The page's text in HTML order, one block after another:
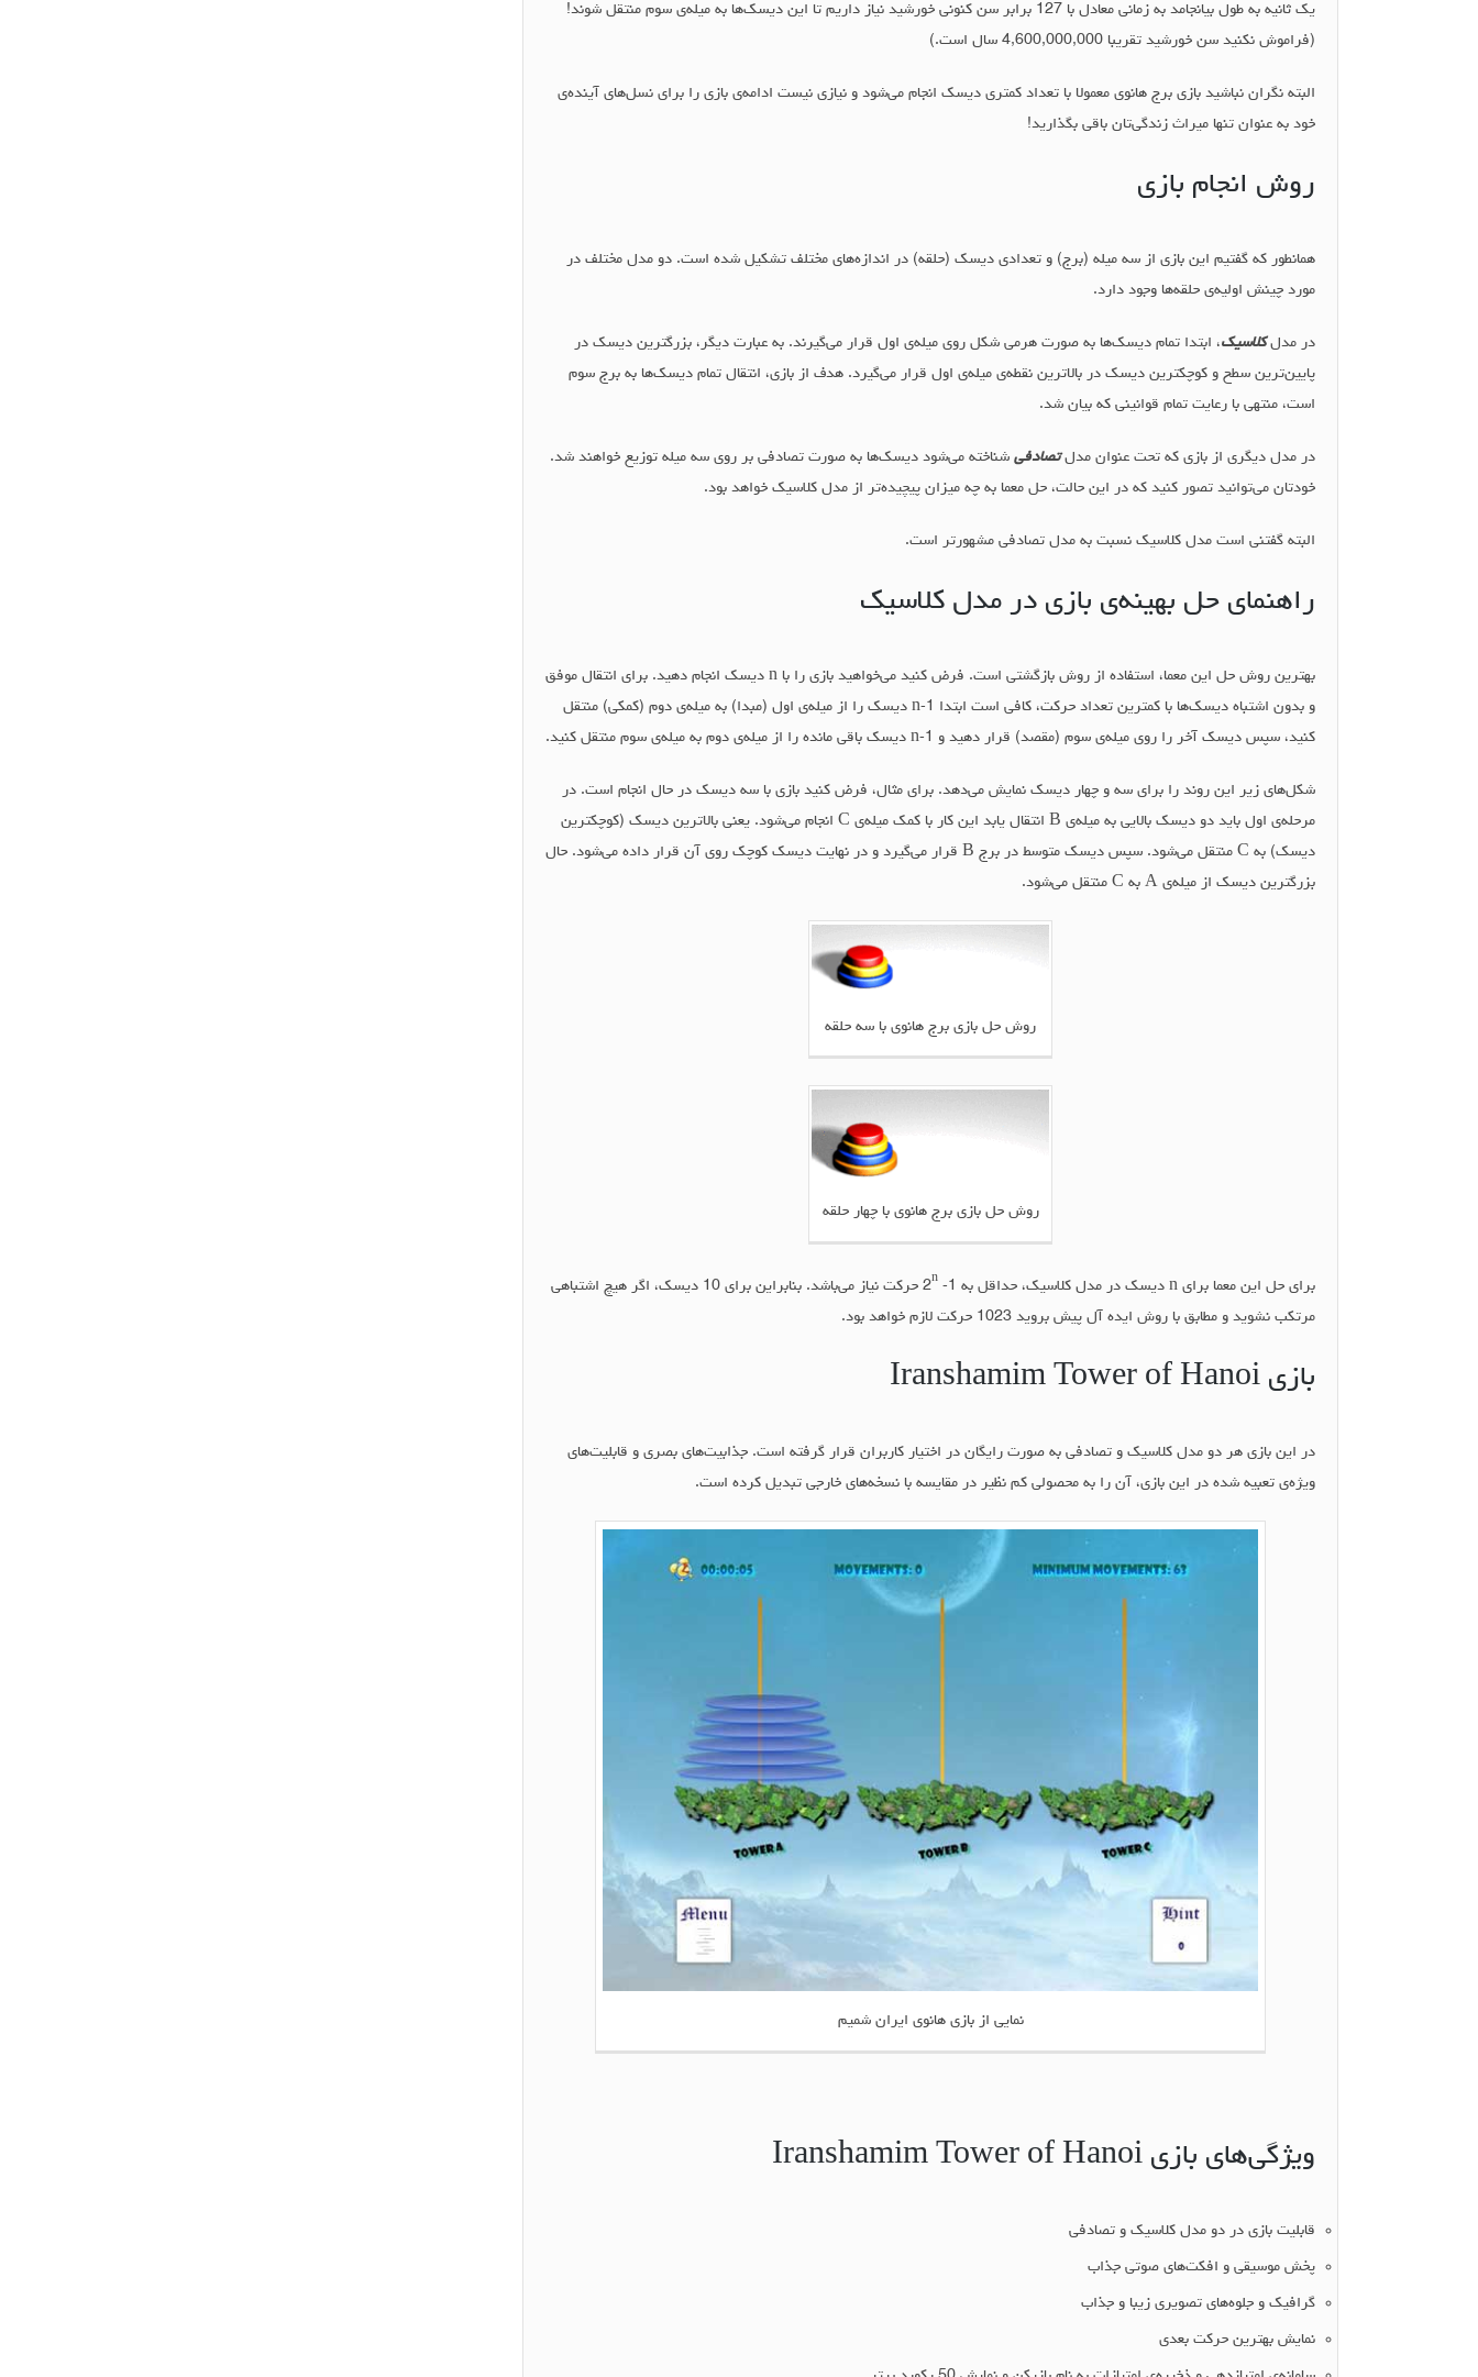
یک ثانیه به طول بیانجامد به زمانی معادل با 127 برابر سن کنونی خورشید نیاز داریم تا این دیسک‌ها به میله‌ی سوم منتقل شوند!
(فراموش نکنید سن خورشید تقریبا 4,600,000,000 سال است.)
البته نگران نباشید بازی برج هانوی معمولا با تعداد کمتری دیسک انجام می‌شود و نیازی نیست ادامه‌ی بازی را برای نسل‌های آینده‌ی
خود به عنوان تنها میراث زندگی‌تان باقی بگذارید!
روش انجام بازی
همانطور که گفتیم این بازی از سه میله (برج) و تعدادی دیسک (حلقه) در اندازه‌های مختلف تشکیل شده است. دو مدل مختلف در
مورد چینش اولیه‌ی حلقه‌ها وجود دارد.
در مدلکلاسیک، ابتدا تمام دیسک‌ها به صورت هرمی شکل روی میله‌ی اول قرار می‌گیرند. به عبارت دیگر، بزرگترین دیسک در
پایین‌ترین سطح و کوچکترین دیسک در بالاترین نقطه‌ی میله‌ی اول قرار می‌گیرد. هدف از بازی، انتقال تمام دیسک‌ها به برج سوم
است، منتهی با رعایت تمام قوانینی که بیان شد.
در مدل دیگری از بازی که تحت عنوان مدلتصادفی شناخته می‌شود دیسک‌ها به صورت تصادفی بر روی سه میله توزیع خواهند شد.
خودتان می‌توانید تصور کنید که در این حالت، حل معما به چه میزان پیچیده‌تر از مدل کلاسیک خواهد بود.
البته گفتنی است مدل کلاسیک نسبت به مدل تصادفی مشهورتر است.
راهنمای حل بهینه‌ی بازی در مدل کلاسیک
بهترین روش حل این معما، استفاده از روش بازگشتی است. فرض کنید می‌خواهید بازی را با n دیسک انجام دهید. برای انتقال موفق
و بدون اشتباه دیسک‌ها با کمترین تعداد حرکت، کافی است ابتدا n-1 دیسک را از میله‌ی اول (مبدا) به میله‌ی دوم (کمکی) منتقل
کنید، سپس دیسک آخر را روی میله‌ی سوم (مقصد) قرار دهید و n-1 دیسک باقی مانده را از میله‌ی دوم به میله‌ی سوم منتقل کنید.
شکل‌های زیر این روند را برای سه و چهار دیسک نمایش می‌دهد. برای مثال، فرض کنید بازی با سه دیسک در حال انجام است. در
مرحله‌ی اول باید دو دیسک بالایی به میله‌ی B انتقال یابد این کار با کمک میله‌ی C انجام می‌شود. یعنی بالاترین دیسک (کوچکترین
دیسک) به C منتقل می‌شود. سپس دیسک متوسط در برج B قرار می‌گیرد و در نهایت دیسک کوچک روی آن قرار داده می‌شود. حال
بزرگترین دیسک از میله‌ی A به C منتقل می‌شود.
روش حل بازی برج هانوی با سه حلقه
روش حل بازی برج هانوی با چهار حلقه
برای حل این معما برای n دیسک در مدل کلاسیک، حداقل به 2 n
-1 حرکت نیاز می‌باشد. بنابراین برای 10 دیسک، اگر هیچ اشتباهی
مرتکب نشوید و مطابق با روش ایده آل پیش بروید 1023 حرکت لازم خواهد بود.
بازی Iranshamim Tower of Hanoi
در این بازی هر دو مدل کلاسیک و تصادفی به صورت رایگان در اختیار کاربران قرار گرفته است. جذابیت‌های بصری و قابلیت‌های
ویژه‌ی تعبیه شده در این بازی، آن را به محصولی کم نظیر در مقایسه با نسخه‌های خارجی تبدیل کرده است.
نمایی از بازی هانوی ایران شمیم
ویژگی‌های بازی Iranshamim Tower of Hanoi
قابلیت بازی در دو مدل کلاسیک و تصادفی
پخش موسیقی و افکت‌های صوتی جذاب
گرافیک و جلوه‌های تصویری زیبا و جذاب
نمایش بهترین حرکت بعدی